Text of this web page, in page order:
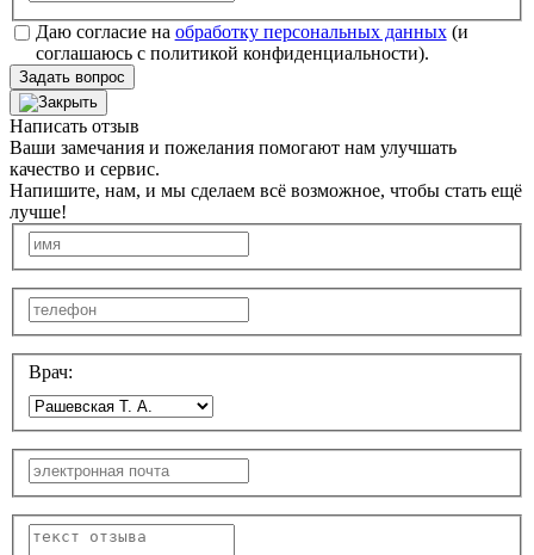
Даю согласие на обработку персональных данных(и
соглашаюсь с политикой конфиденциальности).
Задать вопрос
Написать отзыв
Ваши замечания и пожелания помогают нам улучшать
качество и сервис.
Напишите, нам, и мы сделаем всё возможное, чтобы стать ещё
лучше!
Врач: